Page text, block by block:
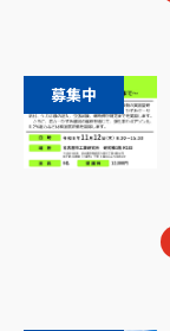
募集中